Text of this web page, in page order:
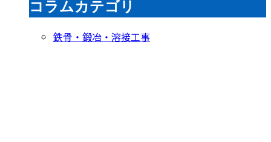
コラムカテゴリ
鉄骨・鍛冶・溶接工事